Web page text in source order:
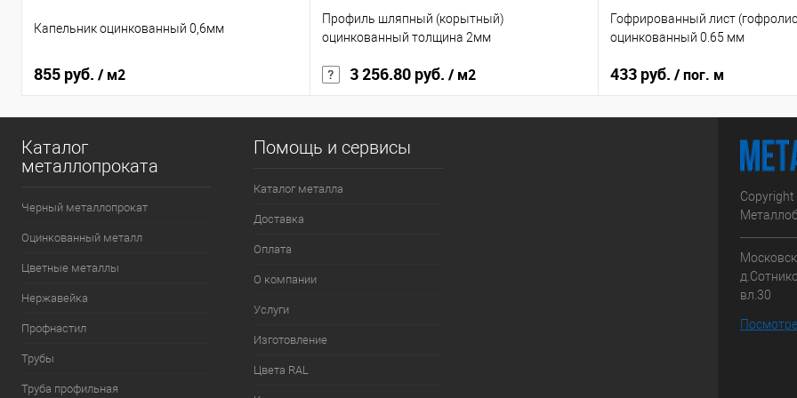
Капельник оцинкованный 0,6мм
855 руб. / м2
Профиль шляпный (корытный)
оцинкованный толщина 2мм
3 256.80 руб. / м2
Гофрированный лист
оцинкованный 0.65 мм
433 руб. / пог. м
Каталог
металлопроката
Черный металлопрокат
Оцинкованный металл
Цветные металлы
Нержавейка
Профнастил
Трубы
Труба профильная
Помощь и сервисы
Каталог металла
Доставка
Оплата
О компании
Услуги
Изготовление
Цвета RAL
вл.30